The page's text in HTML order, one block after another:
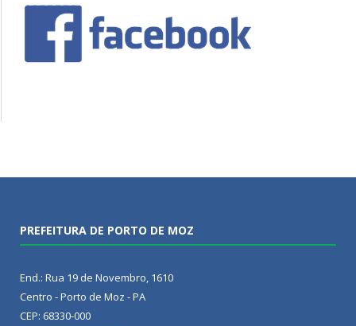
PREFEITURA DE PORTO DE MOZ
End.: Rua 19 de Novembro, 1610
Centro - Porto de Moz - PA
CEP: 68330-000